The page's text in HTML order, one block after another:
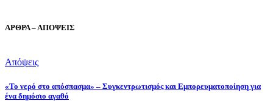
ΑΡΘΡΑ – ΑΠΟΨΕΙΣ
Απόψεις
«Το νερό στο απόσπασμα» – Συγκεντρωτισμός και Εμπορευματοποίηση για
ένα δημόσιο αγαθό